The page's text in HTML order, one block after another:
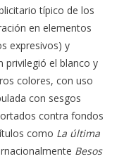
típico de los
en elementos
expresivos) y
privilegió el blanco y
colores, con uso
con sesgos
contra fondos
como La última
Besos